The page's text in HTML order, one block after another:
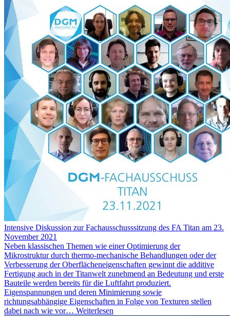
Intensive Diskussion zur Fachausschusssitzung des FA Titan am 23.
November 2021
Neben klassischen Themen wie einer Optimierung der
Mikrostruktur durch thermo-mechanische Behandlungen oder der
Verbesserung der Oberflächeneigenschaften gewinnt die additive
Fertigung auch in der Titanwelt zunehmend an Bedeutung und erste
Bauteile werden bereits für die Luftfahrt produziert.
Eigenspannungen und deren Minimierung sowie
richtungsabhängige Eigenschaften in Folge von Texturen stellen
dabei nach wie vor… Weiterlesen